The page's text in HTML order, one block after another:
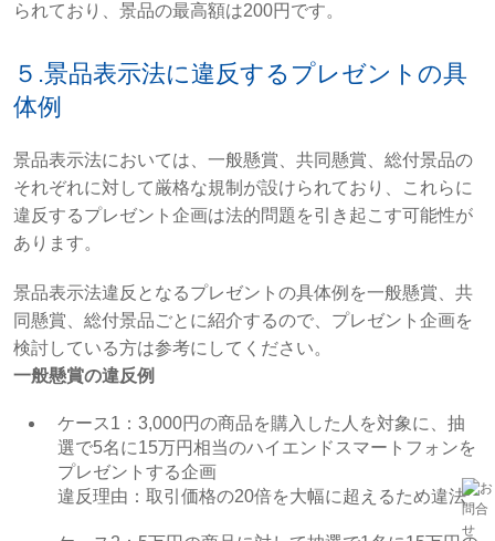
られており、景品の最高額は200円です。
５.景品表示法に違反するプレゼントの具
体例
景品表示法においては、一般懸賞、共同懸賞、総付景品の
それぞれに対して厳格な規制が設けられており、これらに
違反するプレゼント企画は法的問題を引き起こす可能性が
あります。
景品表示法違反となるプレゼントの具体例を一般懸賞、共
同懸賞、総付景品ごとに紹介するので、プレゼント企画を
検討している方は参考にしてください。
一般懸賞の違反例
ケース1：3,000円の商品を購入した人を対象に、抽
選で5名に15万円相当のハイエンドスマートフォンを
プレゼントする企画
違反理由：取引価格の20倍を大幅に超えるため違法